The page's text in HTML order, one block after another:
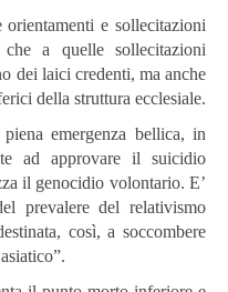
orientamenti e sollecitazioni
che a quelle sollecitazioni
dei laici credenti, ma anche
della struttura ecclesiale.
emergenza bellica, in
ad approvare il suicidio
il genocidio volontario. E’
prevalere del relativismo
così, a soccombere